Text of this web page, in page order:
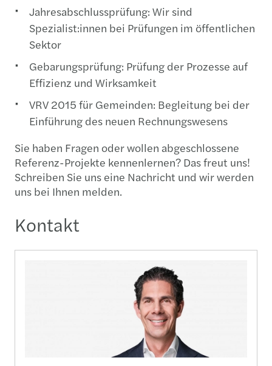
Jahresabschlussprüfung: Wir sind
Spezialist:innen bei Prüfungen im öffentlichen
Sektor
Gebarungsprüfung: Prüfung der Prozesse auf
Effizienz und Wirksamkeit
VRV 2015 für Gemeinden: Begleitung bei der
Einführung des neuen Rechnungswesens
Sie haben Fragen oder wollen abgeschlossene
Referenz-Projekte kennenlernen? Das freut uns!
Schreiben Sie uns eine Nachricht und wir werden
uns bei Ihnen melden.
Kontakt